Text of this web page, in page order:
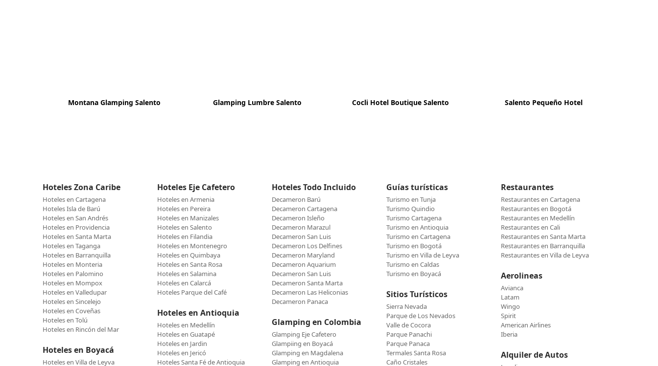
Montana Glamping Salento Glamping Lumbre Salento Cocli Hotel Boutique Salento Salento Pequeño Hotel
Hoteles Zona Caribe
Hoteles en Cartagena
Hoteles Isla de Barú
Hoteles en San Andrés
Hoteles en Providencia
Hoteles en Santa Marta
Hoteles en Taganga
Hoteles en Barranquilla
Hoteles en Monteria
Hoteles en Palomino
Hoteles en Mompox
Hoteles en Valledupar
Hoteles en Sincelejo
Hoteles en Coveñas
Hoteles en Tolú
Hoteles en Rincón del Mar
Hoteles en Boyacá
Hoteles en Villa de Leyva
Hoteles Eje Cafetero
Hoteles en Armenia
Hoteles en Pereira
Hoteles en Manizales
Hoteles en Salento
Hoteles en Filandia
Hoteles en Montenegro
Hoteles en Quimbaya
Hoteles en Santa Rosa
Hoteles en Salamina
Hoteles en Calarcá
Hoteles Parque del Café
Hoteles en Antioquia
Hoteles en Medellín
Hoteles en Guatapé
Hoteles en Jardin
Hoteles en Jericó
Hoteles Santa Fé de Antioquia
Hoteles Todo Incluido
Decameron Barú
Decameron Cartagena
Decameron Isleño
Decameron Marazul
Decameron San Luis
Decameron Los Delfines
Decameron Maryland
Decameron Aquarium
Decameron San Luis
Decameron Santa Marta
Decameron Las Heliconias
Decameron Panaca
Glamping en Colombia
Glamping Eje Cafetero
Glampiing en Boyacá
Glamping en Magdalena
Glamping en Antioquia
Guías turísticas
Turismo en Tunja
Turismo Quindio
Turismo Cartagena
Turismo en Antioquia
Turismo en Cartagena
Turismo en Bogotá
Turismo en Villa de Leyva
Turismo en Caldas
Turismo en Boyacá
Sitios Turísticos
Sierra Nevada
Parque de Los Nevados
Valle de Cocora
Parque Panachi
Parque Panaca
Termales Santa Rosa
Caño Cristales
Restaurantes
Restaurantes en Cartagena
Restaurantes en Bogotá
Restaurantes en Medellín
Restaurantes en Cali
Restaurantes en Santa Marta
Restaurantes en Barranquilla
Restaurantes en Villa de Leyva
Aerolineas
Avianca
Latam
Wingo
Spirit
American Airlines
Iberia
Alquiler de Autos